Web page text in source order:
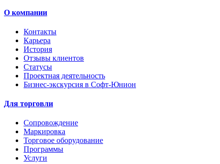
О компании
Контакты
Карьера
История
Отзывы клиентов
Статусы
Проектная деятельность
Бизнес-экскурсия в Софт-Юнион
Для торговли
Сопровождение
Маркировка
Торговое оборудование
Программы
Услуги